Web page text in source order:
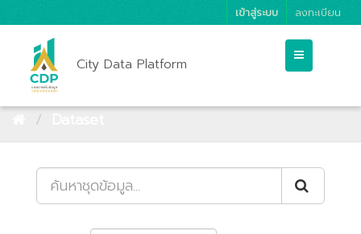
เข้าสู่ระบบ ลงทะเบียน
City Data Platform